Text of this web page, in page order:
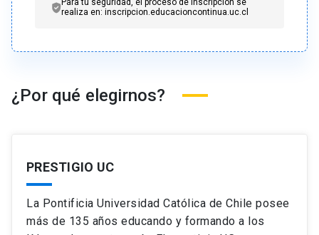
realiza en: inscripcion.educacioncontinua.uc.cl
¿Por qué elegirnos?
PRESTIGIO UC
La Pontificia Universidad Católica de Chile posee
más de 135 años educando y formando a los